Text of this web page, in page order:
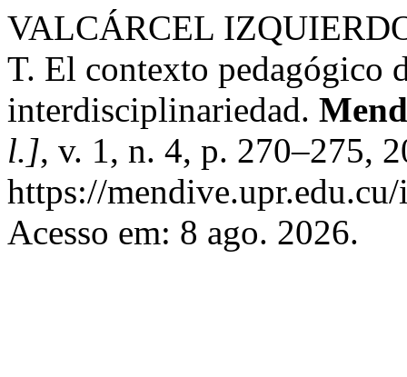
VALCÁRCEL
T. El contexto pedagógico
interdisciplinariedad.
l.], v. 1, n. 4, p. 270–275,
https://
Acesso em: 8 ago. 2026.